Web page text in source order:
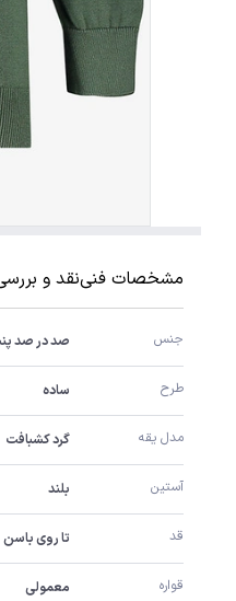
مشخصات فنینقد و
جنس صد در صد
طرح ساده
مدل یقه گرد کشبافت
آستین بلند
قد تا روی باسن
قواره معمولی